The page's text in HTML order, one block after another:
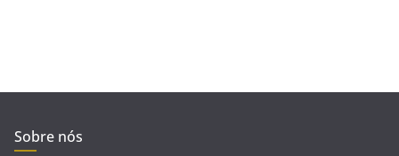
Sobre nós